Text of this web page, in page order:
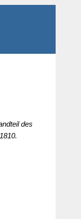
des